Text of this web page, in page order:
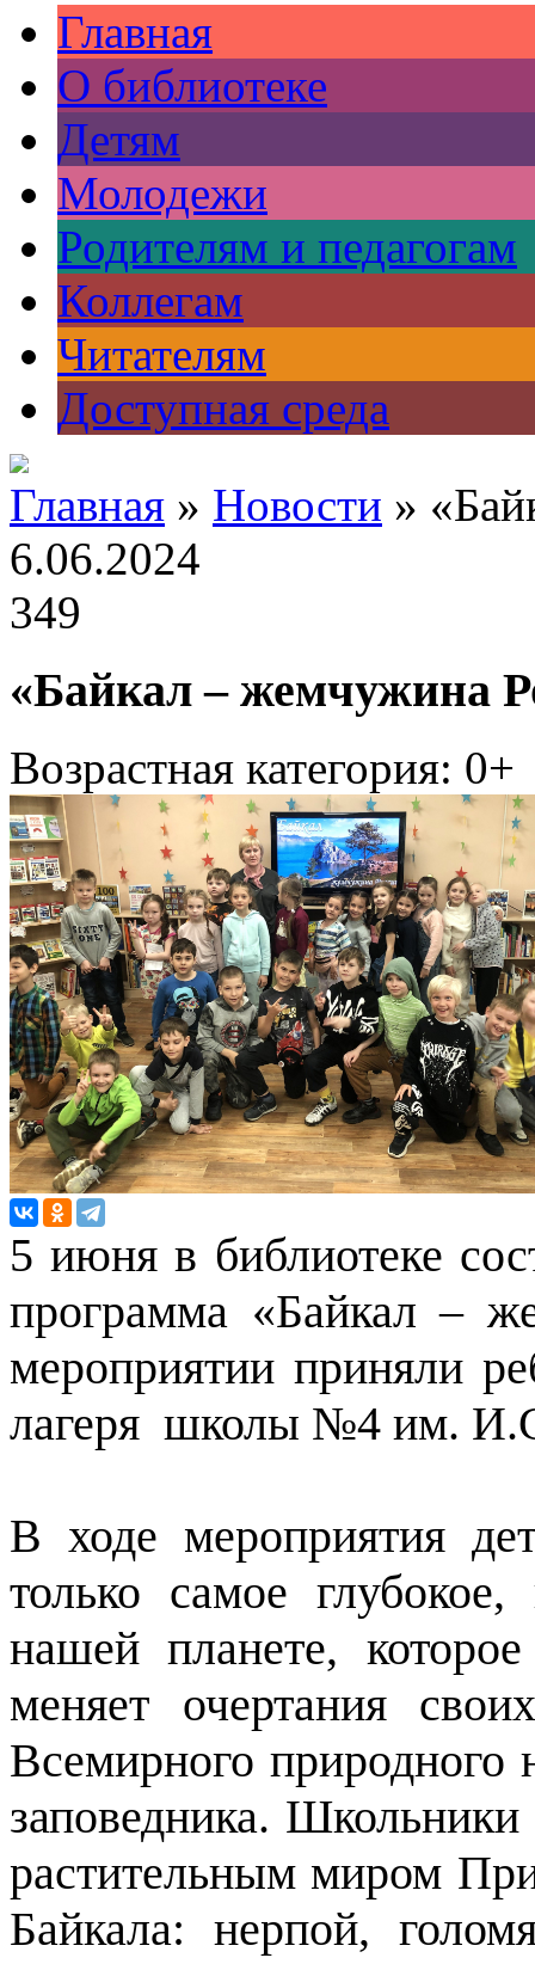
Главная
О библиотеке
Детям
Молодежи
Родителям и педагогам
Коллегам
Читателям
Доступная среда
Главная » Новости »
6.06.2024
349
«Байкал – жемчужина
Возрастная категория: 0+
5 июня в библиотеке
программа «Байкал –
мероприятии приняли
лагеря школы №4 им.
В ходе мероприятия
только самое
нашей планете,
меняет очертания
Всемирного природного
заповедника.
растительным миром
Байкала: нерпой,